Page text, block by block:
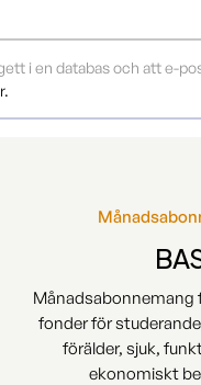
i en databas och att e-
Månadsabonnemang
fonder för
förälder, sjuk,
ekonomiskt